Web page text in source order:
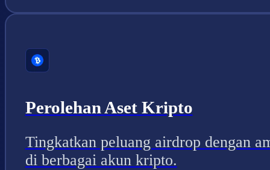
Perolehan Aset Kripto
Tingkatkan peluang airdrop dengan
di berbagai akun kripto.